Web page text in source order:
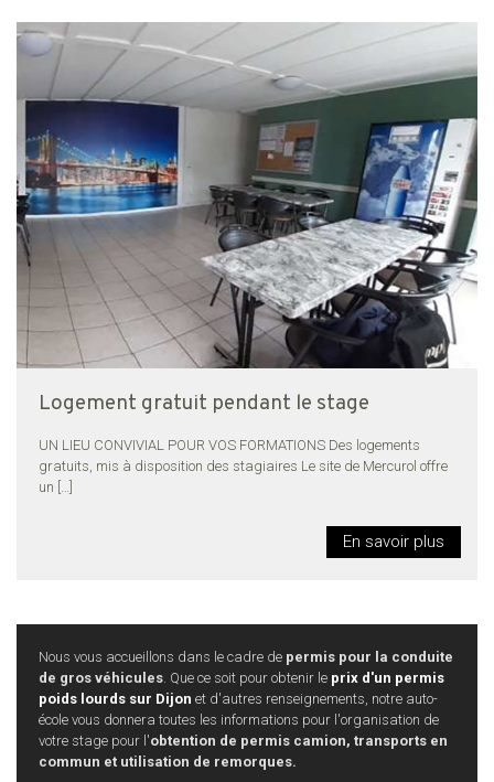
Logement gratuit pendant le stage
UN LIEU CONVIVIAL POUR VOS FORMATIONS Des logements
gratuits, mis à disposition des stagiaires Le site de Mercurol offre
un
En savoir plus
Nous vous accueillons dans le cadre de permis pour la conduite
de gros véhicules . Que ce soit pour obtenir le prix d'un permis
poids lourds sur Dijon et d'autres renseignements, notre auto-
école vous donnera toutes les informations pour l'organisation de
votre stage pour l'obtention de permis camion, transports en
commun et utilisation de remorques.